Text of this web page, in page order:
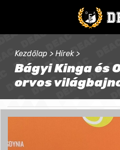
Kezdőlap > Hírek >
Bágyi Kinga és
orvos